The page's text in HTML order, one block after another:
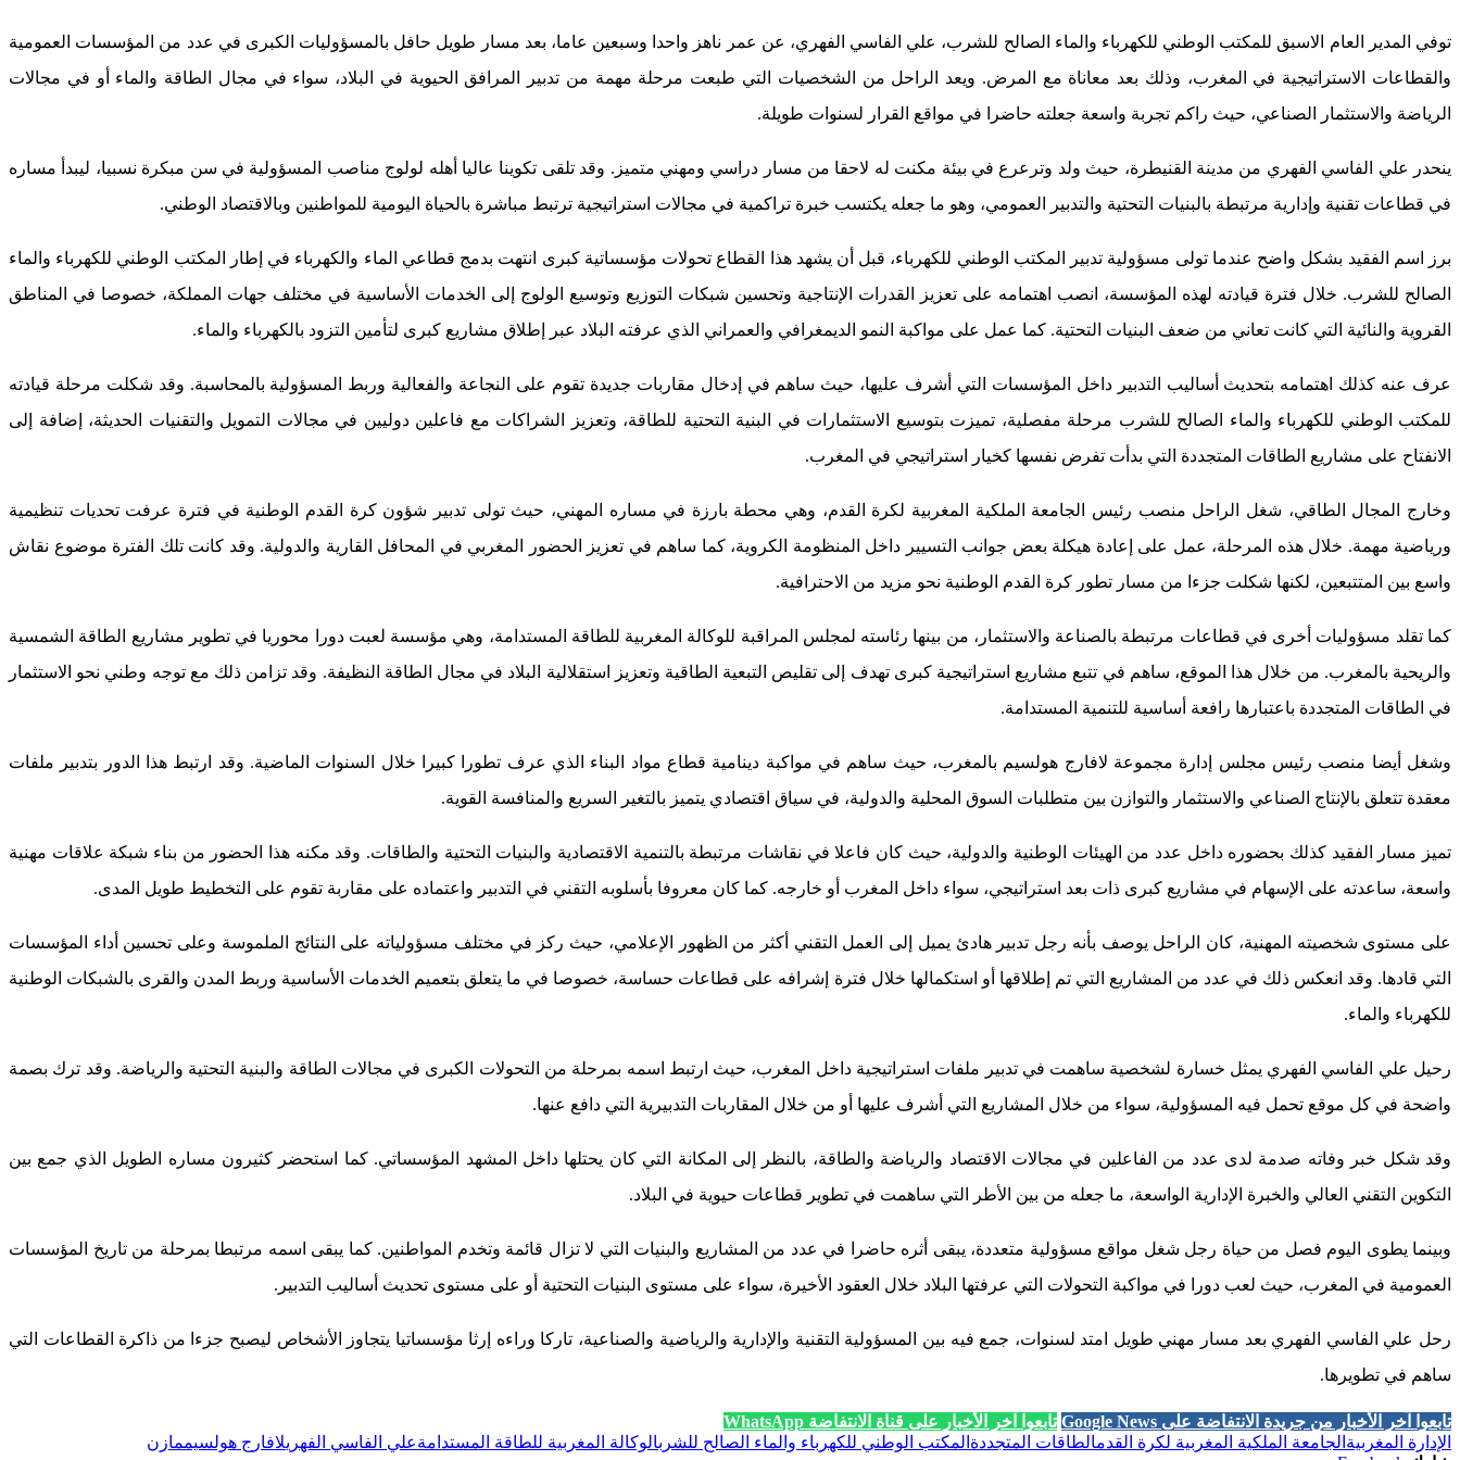
توفي المدير العام الاسبق للمكتب الوطني للكهرباء والماء الصالح للشرب، علي الفاسي الفهري، عن عمر ناهز واحدا وسبعين عاما، بعد مسار طويل حافل بالمسؤوليات الكبرى في عدد من المؤسسات العمومية
والقطاعات الاستراتيجية في المغرب، وذلك بعد معاناة مع المرض. ويعد الراحل من الشخصيات التي طبعت مرحلة مهمة من تدبير المرافق الحيوية في البلاد، سواء في مجال الطاقة والماء أو في مجالات
الرياضة والاستثمار الصناعي، حيث راكم تجربة واسعة جعلته حاضرا في مواقع القرار لسنوات طويلة.
ينحدر علي الفاسي الفهري من مدينة القنيطرة، حيث ولد وترعرع في بيئة مكنت له لاحقا من مسار دراسي ومهني متميز. وقد تلقى تكوينا عاليا أهله لولوج مناصب المسؤولية في سن مبكرة نسبيا، ليبدأ مساره
في قطاعات تقنية وإدارية مرتبطة بالبنيات التحتية والتدبير العمومي، وهو ما جعله يكتسب خبرة تراكمية في مجالات استراتيجية ترتبط مباشرة بالحياة اليومية للمواطنين وبالاقتصاد الوطني.
برز اسم الفقيد بشكل واضح عندما تولى مسؤولية تدبير المكتب الوطني للكهرباء، قبل أن يشهد هذا القطاع تحولات مؤسساتية كبرى انتهت بدمج قطاعي الماء والكهرباء في إطار المكتب الوطني للكهرباء والماء
الصالح للشرب. خلال فترة قيادته لهذه المؤسسة، انصب اهتمامه على تعزيز القدرات الإنتاجية وتحسين شبكات التوزيع وتوسيع الولوج إلى الخدمات الأساسية في مختلف جهات المملكة، خصوصا في المناطق
القروية والنائية التي كانت تعاني من ضعف البنيات التحتية. كما عمل على مواكبة النمو الديمغرافي والعمراني الذي عرفته البلاد عبر إطلاق مشاريع كبرى لتأمين التزود بالكهرباء والماء.
عرف عنه كذلك اهتمامه بتحديث أساليب التدبير داخل المؤسسات التي أشرف عليها، حيث ساهم في إدخال مقاربات جديدة تقوم على النجاعة والفعالية وربط المسؤولية بالمحاسبة. وقد شكلت مرحلة قيادته
للمكتب الوطني للكهرباء والماء الصالح للشرب مرحلة مفصلية، تميزت بتوسيع الاستثمارات في البنية التحتية للطاقة، وتعزيز الشراكات مع فاعلين دوليين في مجالات التمويل والتقنيات الحديثة، إضافة إلى
الانفتاح على مشاريع الطاقات المتجددة التي بدأت تفرض نفسها كخيار استراتيجي في المغرب.
وخارج المجال الطاقي، شغل الراحل منصب رئيس الجامعة الملكية المغربية لكرة القدم، وهي محطة بارزة في مساره المهني، حيث تولى تدبير شؤون كرة القدم الوطنية في فترة عرفت تحديات تنظيمية
ورياضية مهمة. خلال هذه المرحلة، عمل على إعادة هيكلة بعض جوانب التسيير داخل المنظومة الكروية، كما ساهم في تعزيز الحضور المغربي في المحافل القارية والدولية. وقد كانت تلك الفترة موضوع نقاش
واسع بين المتتبعين، لكنها شكلت جزءا من مسار تطور كرة القدم الوطنية نحو مزيد من الاحترافية.
كما تقلد مسؤوليات أخرى في قطاعات مرتبطة بالصناعة والاستثمار، من بينها رئاسته لمجلس المراقبة للوكالة المغربية للطاقة المستدامة، وهي مؤسسة لعبت دورا محوريا في تطوير مشاريع الطاقة الشمسية
والريحية بالمغرب. من خلال هذا الموقع، ساهم في تتبع مشاريع استراتيجية كبرى تهدف إلى تقليص التبعية الطاقية وتعزيز استقلالية البلاد في مجال الطاقة النظيفة. وقد تزامن ذلك مع توجه وطني نحو الاستثمار
في الطاقات المتجددة باعتبارها رافعة أساسية للتنمية المستدامة.
وشغل أيضا منصب رئيس مجلس إدارة مجموعة لافارج هولسيم بالمغرب، حيث ساهم في مواكبة دينامية قطاع مواد البناء الذي عرف تطورا كبيرا خلال السنوات الماضية. وقد ارتبط هذا الدور بتدبير ملفات
معقدة تتعلق بالإنتاج الصناعي والاستثمار والتوازن بين متطلبات السوق المحلية والدولية، في سياق اقتصادي يتميز بالتغير السريع والمنافسة القوية.
تميز مسار الفقيد كذلك بحضوره داخل عدد من الهيئات الوطنية والدولية، حيث كان فاعلا في نقاشات مرتبطة بالتنمية الاقتصادية والبنيات التحتية والطاقات. وقد مكنه هذا الحضور من بناء شبكة علاقات مهنية
واسعة، ساعدته على الإسهام في مشاريع كبرى ذات بعد استراتيجي، سواء داخل المغرب أو خارجه. كما كان معروفا بأسلوبه التقني في التدبير واعتماده على مقاربة تقوم على التخطيط طويل المدى.
على مستوى شخصيته المهنية، كان الراحل يوصف بأنه رجل تدبير هادئ يميل إلى العمل التقني أكثر من الظهور الإعلامي، حيث ركز في مختلف مسؤولياته على النتائج الملموسة وعلى تحسين أداء المؤسسات
التي قادها. وقد انعكس ذلك في عدد من المشاريع التي تم إطلاقها أو استكمالها خلال فترة إشرافه على قطاعات حساسة، خصوصا في ما يتعلق بتعميم الخدمات الأساسية وربط المدن والقرى بالشبكات الوطنية
للكهرباء والماء.
رحيل علي الفاسي الفهري يمثل خسارة لشخصية ساهمت في تدبير ملفات استراتيجية داخل المغرب، حيث ارتبط اسمه بمرحلة من التحولات الكبرى في مجالات الطاقة والبنية التحتية والرياضة. وقد ترك بصمة
واضحة في كل موقع تحمل فيه المسؤولية، سواء من خلال المشاريع التي أشرف عليها أو من خلال المقاربات التدبيرية التي دافع عنها.
وقد شكل خبر وفاته صدمة لدى عدد من الفاعلين في مجالات الاقتصاد والرياضة والطاقة، بالنظر إلى المكانة التي كان يحتلها داخل المشهد المؤسساتي. كما استحضر كثيرون مساره الطويل الذي جمع بين
التكوين التقني العالي والخبرة الإدارية الواسعة، ما جعله من بين الأطر التي ساهمت في تطوير قطاعات حيوية في البلاد.
وبينما يطوى اليوم فصل من حياة رجل شغل مواقع مسؤولية متعددة، يبقى أثره حاضرا في عدد من المشاريع والبنيات التي لا تزال قائمة وتخدم المواطنين. كما يبقى اسمه مرتبطا بمرحلة من تاريخ المؤسسات
العمومية في المغرب، حيث لعب دورا في مواكبة التحولات التي عرفتها البلاد خلال العقود الأخيرة، سواء على مستوى البنيات التحتية أو على مستوى تحديث أساليب التدبير.
رحل علي الفاسي الفهري بعد مسار مهني طويل امتد لسنوات، جمع فيه بين المسؤولية التقنية والإدارية والرياضية والصناعية، تاركا وراءه إرثا مؤسساتيا يتجاوز الأشخاص ليصبح جزءا من ذاكرة القطاعات التي
ساهم في تطويرها.
تابعوا آخر الأخبار من جريدة الانتفاضة على Google News
تابعوا آخر الأخبار على قناة الانتفاضة WhatsApp
الإدارة المغربية الجامعة الملكية المغربية لكرة القدمالطاقات المتجددة المكتب الوطني للكهرباء والماء الصالح للشربالوكالة المغربية للطاقة المستدامةعلي الفاسي الفهريلافارج هولسيممازن